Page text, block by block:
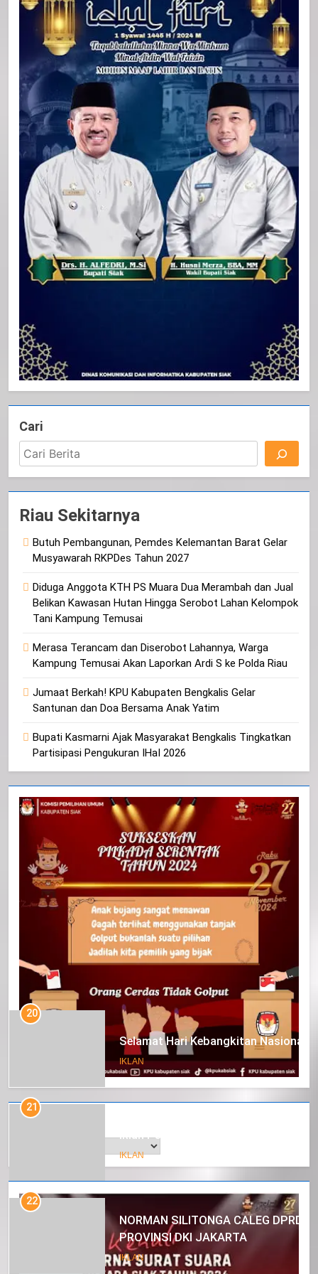
Cari
Riau Sekitarnya
Butuh Pembangunan, Pemdes Kelemantan Barat Gelar
Musyawarah RKPDes Tahun 2027
Diduga Anggota KTH PS Muara Dua Merambah dan Jual
Belikan Kawasan Hutan Hingga Serobot Lahan Kelompok
Tani Kampung Temusai
Merasa Terancam dan Diserobot Lahannya, Warga
Kampung Temusai Akan Laporkan Ardi S ke Polda Riau
Jumaat Berkah! KPU Kabupaten Bengkalis Gelar
Santunan dan Doa Bersama Anak Yatim
Bupati Kasmarni Ajak Masyarakat Bengkalis Tingkatkan
Partisipasi Pengukuran IHaI 2026
20
Selamat Hari Kebangkitan Nasional
IKLAN
21
Iklan Pemerintah Kabupaten Siak
IKLAN
22
NORMAN SILITONGA CALEG DPRD
PROVINSI DKI JAKARTA
IKLAN